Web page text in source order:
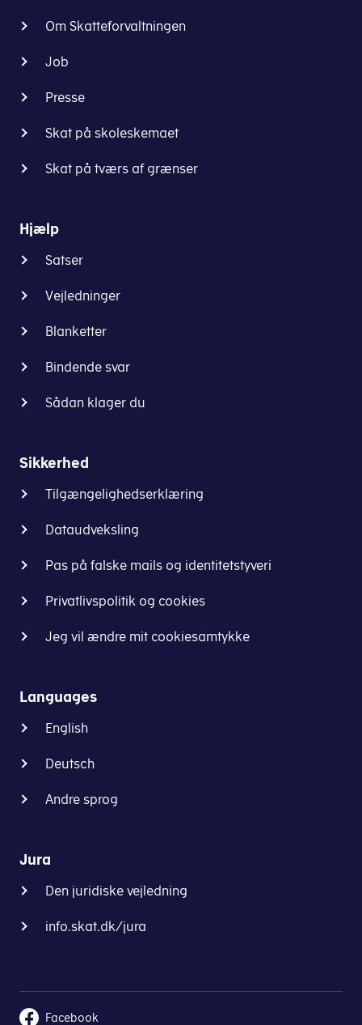
Om Skatteforvaltningen
Job
Presse
Skat på skoleskemaet
Skat på tværs af grænser
Hjælp
Satser
Vejledninger
Blanketter
Bindende svar
Sådan klager du
Sikkerhed
Tilgængelighedserklæring
Dataudveksling
Pas på falske mails og identitetstyveri
Privatlivspolitik og cookies
Jeg vil ændre mit cookiesamtykke
Languages
English
Deutsch
Andre sprog
Jura
Den juridiske vejledning
info.skat.dk/jura
Facebook